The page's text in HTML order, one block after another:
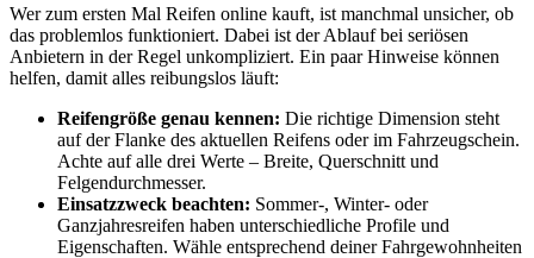
Wer zum ersten Mal Reifen online kauft, ist manchmal unsicher, ob
das problemlos funktioniert. Dabei ist der Ablauf bei seriösen
Anbietern in der Regel unkompliziert. Ein paar Hinweise können
helfen, damit alles reibungslos läuft:
Reifengröße genau kennen: Die richtige Dimension steht
auf der Flanke des aktuellen Reifens oder im Fahrzeugschein.
Achte auf alle drei Werte – Breite, Querschnitt und
Felgendurchmesser.
Einsatzzweck beachten: Sommer-, Winter- oder
Ganzjahresreifen haben unterschiedliche Profile und
Eigenschaften. Wähle entsprechend deiner Fahrgewohnheiten